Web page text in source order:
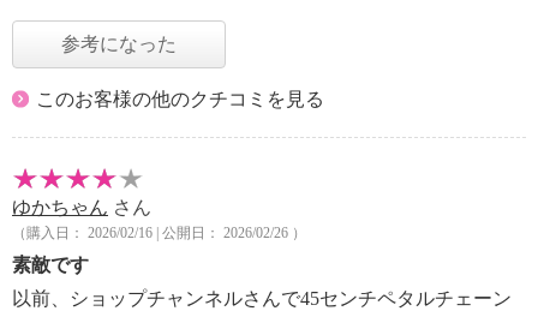
参考になった
このお客様の他のクチコミを見る
ゆかちゃん さん
（購入日： 2026/02/16 | 公開日： 2026/02/26 ）
素敵です
以前、ショップチャンネルさんで45センチペタルチェーン